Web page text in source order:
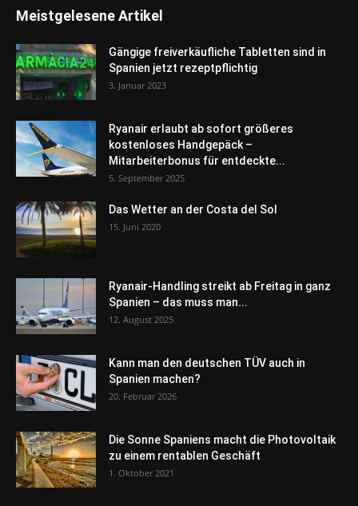
Meistgelesene Artikel
Gängige freiverkäufliche Tabletten sind in
Spanien jetzt rezeptpflichtig
3. Januar 2023
Ryanair erlaubt ab sofort größeres
kostenloses Handgepäck –
Mitarbeiterbonus für entdeckte...
5. September 2025
Das Wetter an der Costa del Sol
15. Juni 2020
Ryanair-Handling streikt ab Freitag in ganz
Spanien – das muss man...
12. August 2025
Kann man den deutschen TÜV auch in
Spanien machen?
20. Februar 2026
Die Sonne Spaniens macht die Photovoltaik
zu einem rentablen Geschäft
1. Oktober 2021